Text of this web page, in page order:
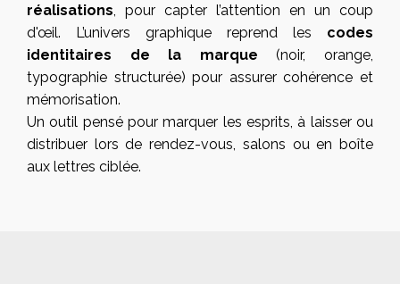
réalisations, pour capter l’attention en un coup
d'œil. L’univers graphique reprend les codes
identitaires de la marque (noir, orange,
typographie structurée) pour assurer cohérence et
mémorisation.
Un outil pensé pour marquer les esprits, à laisser ou
distribuer lors de rendez-vous, salons ou en boîte
aux lettres ciblée.